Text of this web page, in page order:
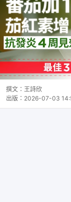
撰文： 王詩欣
出版： 2026-07-03